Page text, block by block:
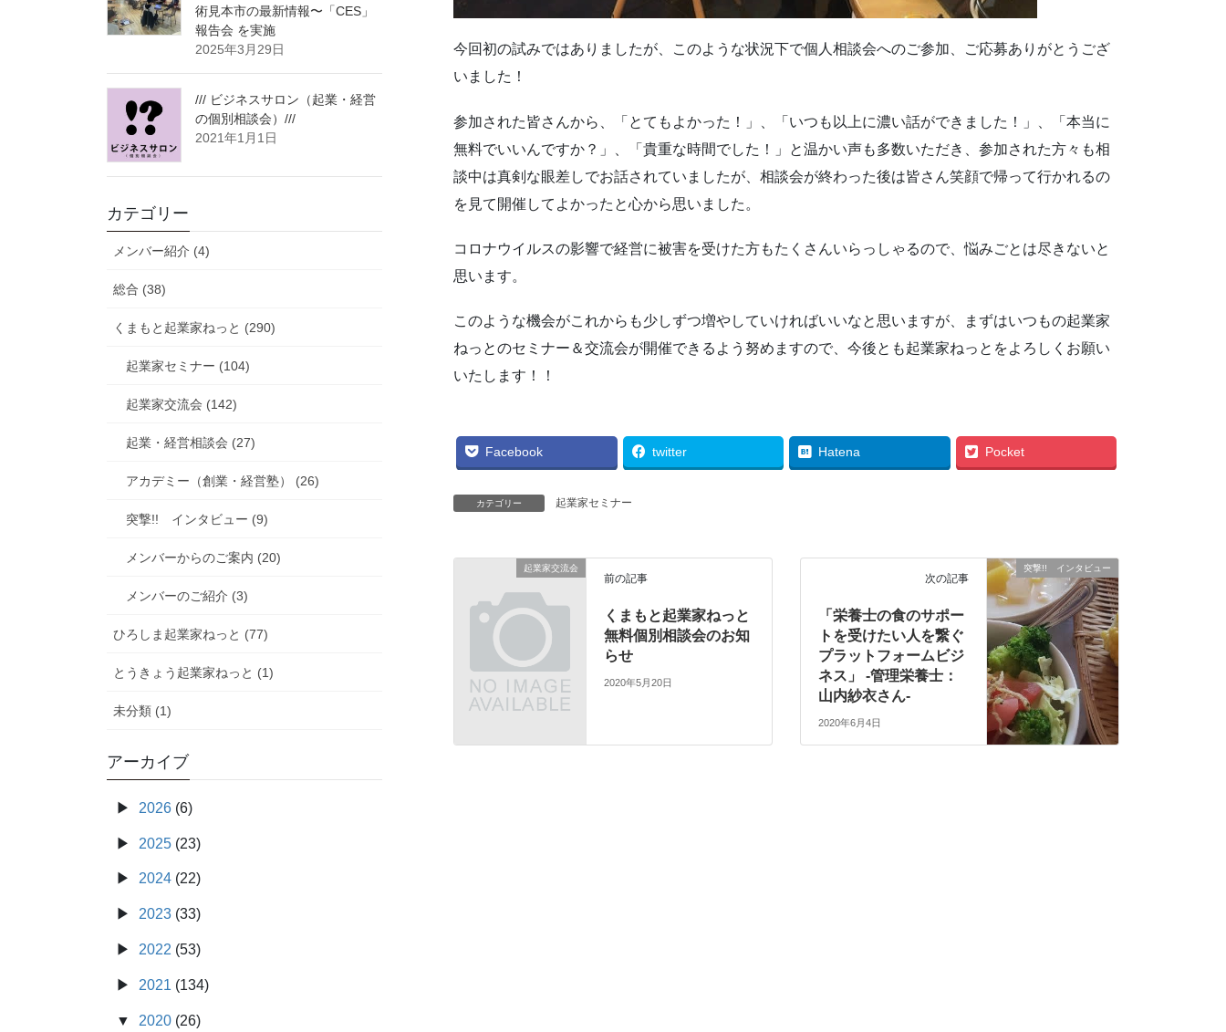
今回初の試みではありましたが、このような状況下で個人相談会へのご参加、ご応募ありがとうござ
いました！
参加された皆さんから、「とてもよかった！」、「いつも以上に濃い話ができました！」、「本当に
無料でいいんですか？」、「貴重な時間でした！」と温かい声も多数いただき、参加された方々も相
談中は真剣な眼差しでお話されていましたが、相談会が終わった後は皆さん笑顔で帰って行かれるの
を見て開催してよかったと心から思いました。
コロナウイルスの影響で経営に被害を受けた方もたくさんいらっしゃるので、悩みごとは尽きないと
思います。
このような機会がこれからも少しずつ増やしていければいいなと思いますが、まずはいつもの起業家
ねっとのセミナー＆交流会が開催できるよう努めますので、今後とも起業家ねっとをよろしくお願い
いたします！！
Facebook twitter Hatena Pocket
カテゴリー 起業家セミナー
起業家交流会
前の記事
くまもと起業家ねっと
無料個別相談会のお知
らせ
2020年5月20日
突撃!! インタビュー
次の記事
「栄養士の食のサポー
トを受けたい人を繋ぐ
プラットフォームビジ
ネス」 -管理栄養士：
山内紗衣さん-
2020年6月4日
術見本市の最新情報〜「CES」
報告会 を実施
2025年3月29日
/// ビジネスサロン（起業・経営
の個別相談会）///
2021年1月1日
カテゴリー
メンバー紹介 (4)
総合 (38)
くまもと起業家ねっと (290)
起業家セミナー (104)
起業家交流会 (142)
起業・経営相談会 (27)
アカデミー（創業・経営塾） (26)
突撃!! インタビュー (9)
メンバーからのご案内 (20)
メンバーのご紹介 (3)
ひろしま起業家ねっと (77)
とうきょう起業家ねっと (1)
未分類 (1)
アーカイブ
2026 (6)
2025 (23)
2024 (22)
2023 (33)
2022 (53)
2021 (134)
2020 (26)